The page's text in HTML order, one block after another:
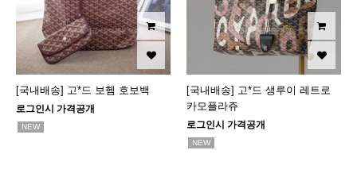
[국내배송] 고*드 보헴 호보백
로그인시 가격공개
NEW
[국내배송] 고*드 생루이 레트로
카모플라쥬
로그인시 가격공개
NEW